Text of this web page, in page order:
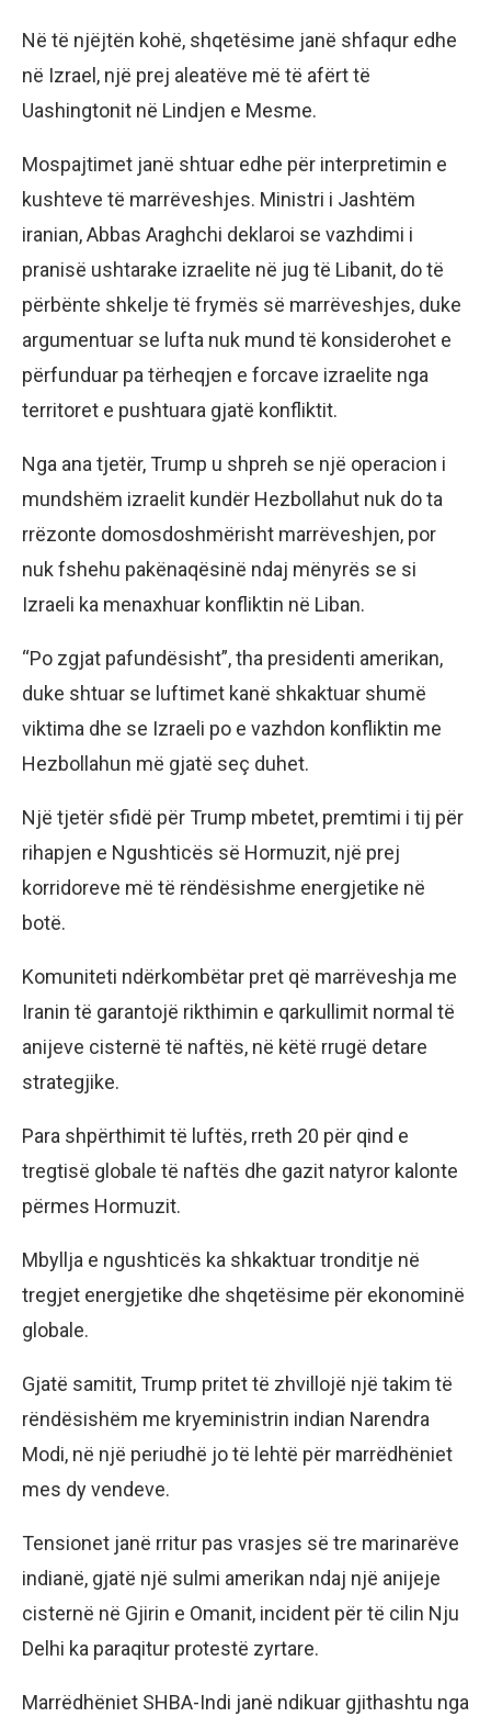
Në të njëjtën kohë, shqetësime janë shfaqur edhe
në Izrael, një prej aleatëve më të afërt të
Uashingtonit në Lindjen e Mesme.
Mospajtimet janë shtuar edhe për interpretimin e
kushteve të marrëveshjes. Ministri i Jashtëm
iranian, Abbas Araghchi deklaroi se vazhdimi i
pranisë ushtarake izraelite në jug të Libanit, do të
përbënte shkelje të frymës së marrëveshjes, duke
argumentuar se lufta nuk mund të konsiderohet e
përfunduar pa tërheqjen e forcave izraelite nga
territoret e pushtuara gjatë konfliktit.
Nga ana tjetër, Trump u shpreh se një operacion i
mundshëm izraelit kundër Hezbollahut nuk do ta
rrëzonte domosdoshmërisht marrëveshjen, por
nuk fshehu pakënaqësinë ndaj mënyrës se si
Izraeli ka menaxhuar konfliktin në Liban.
“Po zgjat pafundësisht”, tha presidenti amerikan,
duke shtuar se luftimet kanë shkaktuar shumë
viktima dhe se Izraeli po e vazhdon konfliktin me
Hezbollahun më gjatë seç duhet.
Një tjetër sfidë për Trump mbetet, premtimi i tij për
rihapjen e Ngushticës së Hormuzit, një prej
korridoreve më të rëndësishme energjetike në
botë.
Komuniteti ndërkombëtar pret që marrëveshja me
Iranin të garantojë rikthimin e qarkullimit normal të
anijeve cisternë të naftës, në këtë rrugë detare
strategjike.
Para shpërthimit të luftës, rreth 20 për qind e
tregtisë globale të naftës dhe gazit natyror kalonte
përmes Hormuzit.
Mbyllja e ngushticës ka shkaktuar tronditje në
tregjet energjetike dhe shqetësime për ekonominë
globale.
Gjatë samitit, Trump pritet të zhvillojë një takim të
rëndësishëm me kryeministrin indian Narendra
Modi, në një periudhë jo të lehtë për marrëdhëniet
mes dy vendeve.
Tensionet janë rritur pas vrasjes së tre marinarëve
indianë, gjatë një sulmi amerikan ndaj një anijeje
cisternë në Gjirin e Omanit, incident për të cilin Nju
Delhi ka paraqitur protestë zyrtare.
Marrëdhëniet SHBA-Indi janë ndikuar gjithashtu nga